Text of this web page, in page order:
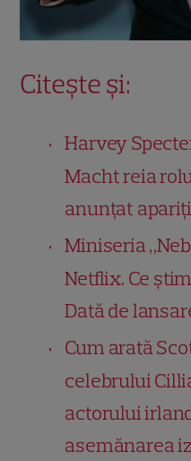
Citește și:
Harvey
Macht reia
anunțat
Miniseria
Netflix. Ce
Dată de
Cum arată
celebrului
actorului
asemănarea